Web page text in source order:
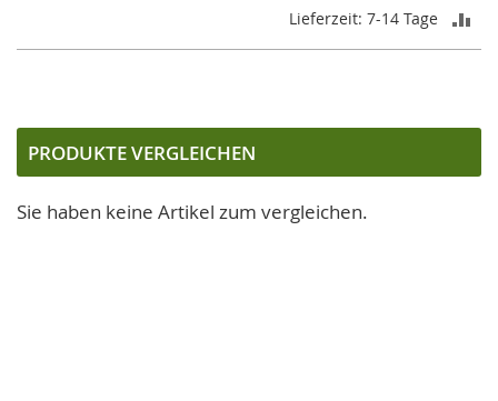
Lieferzeit: 7-14 Tage
PRODUKTE VERGLEICHEN
Sie haben keine Artikel zum vergleichen.